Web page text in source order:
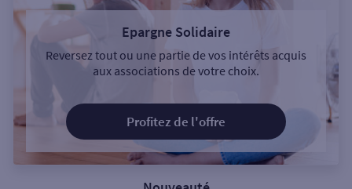
Epargne Solidaire
Reversez tout ou une partie de vos intérêts acquis
aux associations de votre choix.
Profitez de l'offre